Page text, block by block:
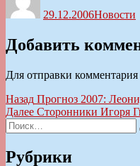
29.12.2006Новости
Добавить
Для отправки
Навигация
по
записям
Назад Предыдущая
запись:
Прогноз 2007:
Далее Следующая
Сторонники Игоря
Искать:
Рубрики